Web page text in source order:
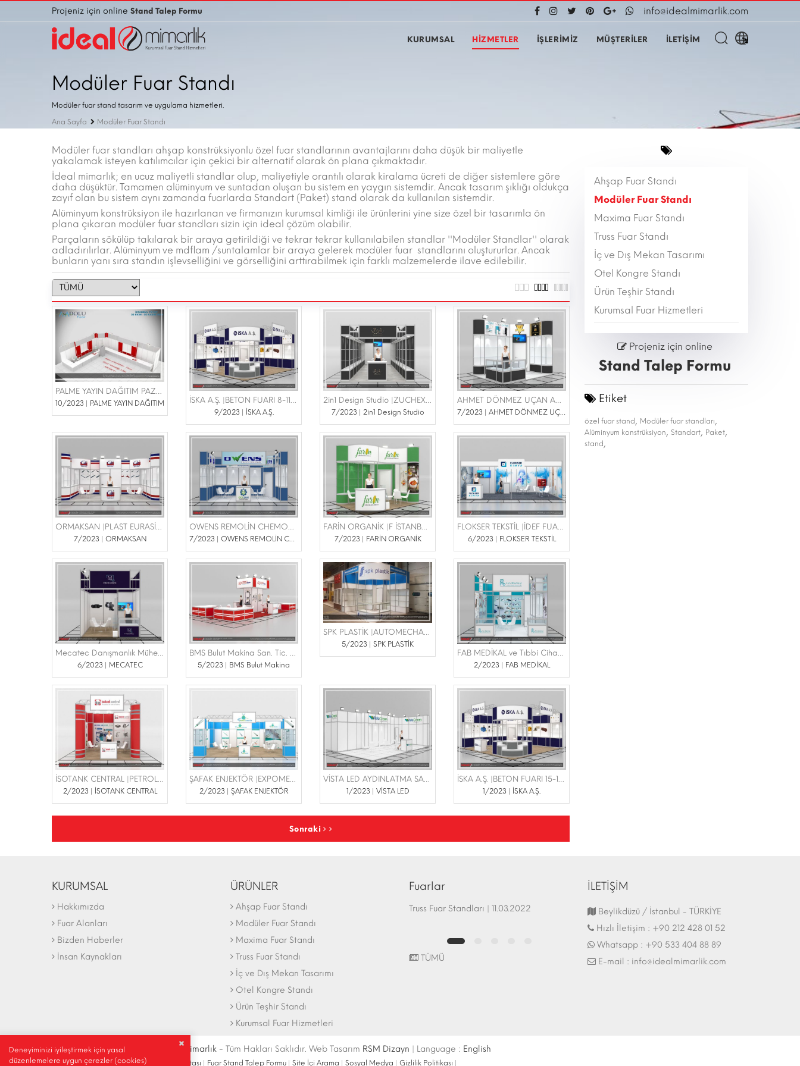
Projeniz için online Stand Talep Formu info@idealmimarlik.com
KURUMSAL HİZMETLER İŞLERİMİZ MÜŞTERİLER İLETİŞİM
Modüler Fuar Standı
Modüler fuar stand tasarım ve uygulama hizmetleri.
Ana Sayfa
Modüler Fuar Standı
Modüler fuar standları ahşap konstrüksiyonlu özel fuar standlarının avantajlarını daha düşük bir maliyetle
yakalamak isteyen katılımcılar için çekici bir alternatif olarak ön plana çıkmaktadır.
İdeal mimarlık; en ucuz maliyetli standlar olup, maliyetiyle orantılı olarak kiralama ücreti de diğer sistemlere göre
daha düşüktür. Tamamen alüminyum ve suntadan oluşan bu sistem en yaygın sistemdir. Ancak tasarım şıklığı oldukça
zayıf olan bu sistem aynı zamanda fuarlarda Standart (Paket) stand olarak da kullanılan sistemdir.
Alüminyum konstrüksiyon ile hazırlanan ve firmanızın kurumsal kimliği ile ürünlerini yine size özel bir tasarımla ön
plana çıkaran modüler fuar standları sizin için ideal çözüm olabilir.
Parçaların sökülüp takılarak bir araya getirildiği ve tekrar tekrar kullanılabilen standlar ''Modüler Standlar'' olarak
adladırılırlar. Alüminyum ve mdflam /suntalamlar bir araya gelerek modüler fuar standlarını oluştururlar. Ancak
bunların yanı sıra standın işlevselliğini ve görselliğini arttırabilmek için farklı malzemelerde ilave edilebilir.
10/2023 | PALME YAYIN DAĞITIM İSKA A.Ş. |BETON FUARI 8-11 KASIM 2023
9/2023 | İSKA A.Ş.
2in1 Design Studio |ZUCHEX FUARI 14-17 EYLÜL 2023
7/2023 | 2in1 Design Studio
AHMET DÖNMEZ UÇAN ADAM TARIM ÜRÜNLERİ |WORLD FOOD 06-09 EYLÜL 2023
7/2023 | AHMET DÖNMEZ UÇAN ADAM TARIM ÜRÜNLERİ
7/2023 | ORMAKSAN 7/2023 | FARİN ORGANİK 6/2023 | FLOKSER TEKSTİL
6/2023 | MECATEC 5/2023 | BMS Bulut Makina
SPK PLASTİK |AUTOMECHANİKA 8/11 HAZİRAN 2023 TÜYAP
5/2023 | SPK PLASTİK
2/2023 | FAB MEDİKAL
İSOTANK CENTRAL |PETROLEUM İSTANBUL 16-18 MART 2023 TÜYAP
2/2023 | İSOTANK CENTRAL
ŞAFAK ENJEKTÖR |EXPOMED 16-18 MART 2023 TÜYAP
2/2023 | ŞAFAK ENJEKTÖR
VİSTA LED AYDINLATMA SANAYİ VE TİCARET LİMİTED ŞİRKETİ |SÜS BİTKİLERİ PEYZAJ VE YAN SANAYİLERİ FUARI 16-18 ŞUBAT 2023 TÜYAP
1/2023 | VİSTA LED
İSKA A.Ş. |BETON FUARI 15-18 MART 2023 İFM
1/2023 | İSKA A.Ş.
Sonraki
Ahşap Fuar Standı
Modüler Fuar Standı
Maxima Fuar Standı
Truss Fuar Standı
İç ve Dış Mekan Tasarımı
Otel Kongre Standı
Ürün Teşhir Standı
Kurumsal Fuar Hizmetleri
Projeniz için online
Stand Talep Formu
Etiket
özel fuar stand , Modüler fuar standları,
Alüminyum konstrüksiyon, Standart, Paket,
stand ,
KURUMSAL
Hakkımızda
Fuar Alanları
Bizden Haberler
İnsan Kaynakları
ÜRÜNLER
Ahşap Fuar Standı
Modüler Fuar Standı
Maxima Fuar Standı
Truss Fuar Standı
İç ve Dış Mekan Tasarımı
Otel Kongre Standı
Ürün Teşhir Standı
Kurumsal Fuar Hizmetleri
Fuarlar
Truss Fuar Standları | 11.03.2022 Fuar Stand | 07.10.2017
TÜMÜ
İLETİŞİM
Beylikdüzü / İstanbul - TÜRKİYE
Hızlı İletişim : +90 212 428 01 52
Whatsapp : +90 533 404 88 89
E-mail : info@idealmimarlik.com
© Telif Hakkı 2004-2027 | İdeal Mimarlık - Tüm Hakları Saklıdır. Web Tasarım RSM Dizayn | Language : English
İletişim Bilgileri|Ulaşım Krokisi Site Haritası Fuar Stand Talep Formu Site İçi Arama Sosyal Medya Gizlilik Politikası
Deneyiminizi iyileştirmek için yasal
düzenlemelere uygun çerezler (cookies)